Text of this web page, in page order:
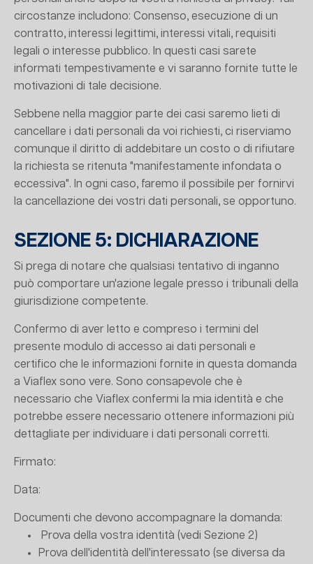
circostanze includono: Consenso, esecuzione di un
contratto, interessi legittimi, interessi vitali, requisiti
legali o interesse pubblico. In questi casi sarete
informati tempestivamente e vi saranno fornite tutte le
motivazioni di tale decisione.
Sebbene nella maggior parte dei casi saremo lieti di
cancellare i dati personali da voi richiesti, ci riserviamo
comunque il diritto di addebitare un costo o di rifiutare
la richiesta se ritenuta "manifestamente infondata o
eccessiva". In ogni caso, faremo il possibile per fornirvi
la cancellazione dei vostri dati personali, se opportuno.
SEZIONE 5: DICHIARAZIONE
Si prega di notare che qualsiasi tentativo di inganno
può comportare un'azione legale presso i tribunali della
giurisdizione competente.
Confermo di aver letto e compreso i termini del
presente modulo di accesso ai dati personali e
certifico che le informazioni fornite in questa domanda
a Viaflex sono vere. Sono consapevole che è
necessario che Viaflex confermi la mia identità e che
potrebbe essere necessario ottenere informazioni più
dettagliate per individuare i dati personali corretti.
Firmato:
Data:
Documenti che devono accompagnare la domanda:
Prova della vostra identità (vedi Sezione 2)
Prova dell'identità dell'interessato (se diversa da